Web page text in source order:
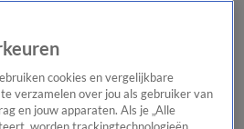
cookies en vergelijkbare
verzamelen over jou als gebruiker van
en jouw apparaten. Als je „Alle